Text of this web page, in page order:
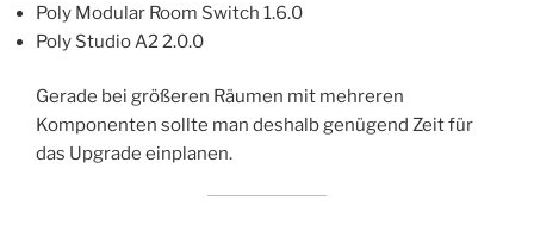
Poly Modular Room Switch 1.6.0
Poly Studio A2 2.0.0
Gerade bei größeren Räumen mit mehreren
Komponenten sollte man deshalb genügend Zeit für
das Upgrade einplanen.